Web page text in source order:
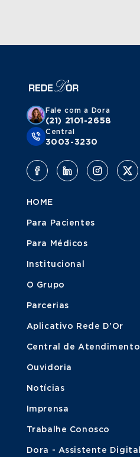
Fale com a Dora
(21) 2101-2658
Central
3003-3230
HOME
Para Pacientes
Para Médicos
Institucional
O Grupo
Parcerias
Aplicativo Rede D'Or
Central de Atendimento
Ouvidoria
Notícias
Imprensa
Trabalhe Conosco
Dora - Assistente Digital